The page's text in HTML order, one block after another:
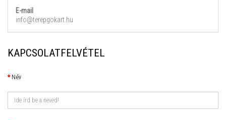
E-mail
info@terepgokart.hu
KAPCSOLATFELVÉTEL
Név